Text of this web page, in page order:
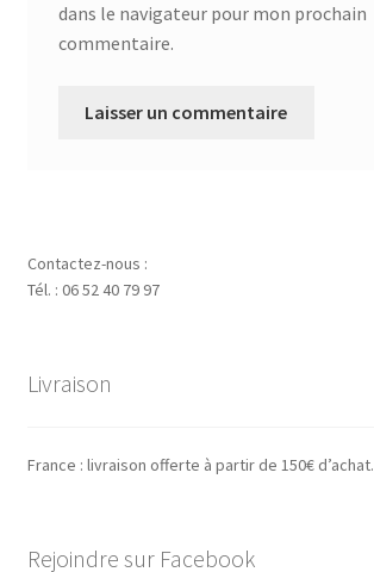
dans le navigateur pour mon prochain
commentaire.
Contactez-nous :
Tél. : 06 52 40 79 97
Livraison
France : livraison offerte à partir de 150€ d’achat.
Rejoindre sur Facebook